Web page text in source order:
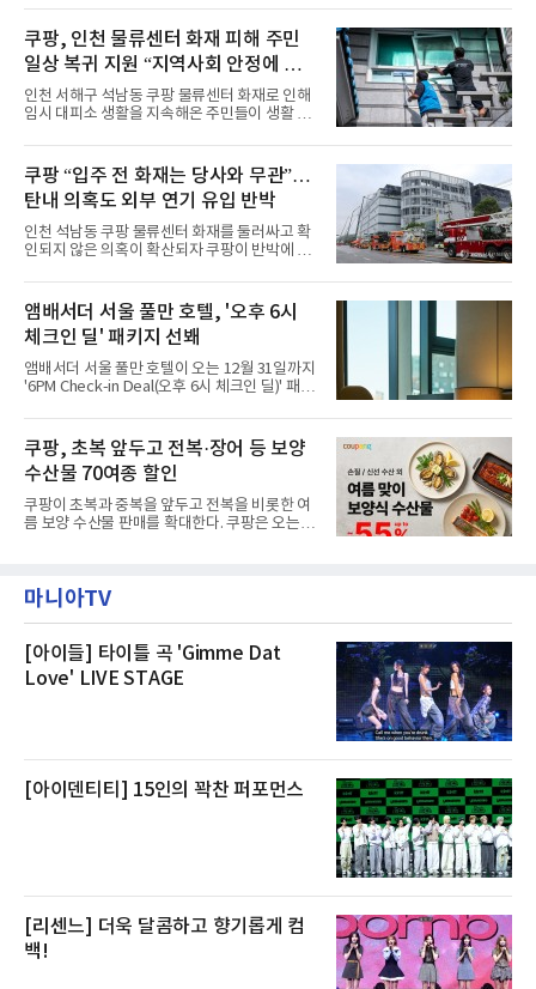
이야기를 담은 인형 극장 콘셉트의 공간 ‘앰버드
시어터(Ambird Theater)’를 새롭게 선보인
다”고 밝혔다.앰배서더 서울 풀만 호텔은 로비
한편에 마련된 앰버드 존을 통해 앰버드의 세계
관을 소개해왔다. 앰버드 존은 앰버드가 우주여
행 중 수집한 다양한 굿즈를 전시한 '앰버드 플래
닛(Ambird Planet)과 계절별 플라워 연출로 사
라 극장을 모티브로 한 데코레이션으로 구성됐
다. 무대 공간 및 티켓 박스
쿠팡, 인천 물류센터 화재 피해 주민
일상 복귀 지원 “지역사회 안정에 총
력”
인천 서해구 석남동 쿠팡 물류센터 화재로 인해
임시 대피소 생활을 지속해온 주민들이 생활 터
필먼트서비스(CFS)가 지난 28일부터 화재 피해
주민을 대상으로 전문 출장 청소서비스 지원에
나섬으로써 본격적인 지역사회 복구 작업이 시
작된 것이다.대피소 주민 중심 청소 접수, 첫날
부터 2가구 지원 완료CFS는 신현초등학교, 신
현북초등학교, 신현여자중학교 등 인천 서해구
관내 임시 대피소 3곳에서 체류해온 화재 피해
민들의 호응 속에 CFS는 즉시 행동에 나섰다. 지
난 28일 오후 전문 청소업체와
쿠팡 “입주 전 화재는 당사와 무관”…
탄내 의혹도 외부 연기 유입 반박
인천 석남동 쿠팡 물류센터 화재를 둘러싸고 확
인되지 않은 의혹이 확산되자 쿠팡이 반박에 나
에 대해서는 외부 화재 연기 유입이라고 설명했
고, 2023년 같은 물류센터에서 발생한 화재에
대해서도 쿠팡 입주 전 공사 과정에서 벌어진 일
이라며 선을 그었다.쿠팡은 21일 인천 물류센터
내부에서 불이 타는 냄새가 났다는 의혹과 관련
해 “사실무근”이라는 입장을 밝혔다.회사 측은
“인근에서 지난 15일 다른 회사에서 발생한 대
것으로 확인됐다”고 설명했다.이어 “정확한 화
재 원인은 추후 조사될
앰배서더 서울 풀만 호텔, '오후 6시
체크인 딜' 패키지 선봬
앰배서더 서울 풀만 호텔이 오는 12월 31일까지
'6PM Check-in Deal(오후 6시 체크인 딜)' 패키
으로 여유로운 저녁 시간부터 호텔 스테이를 시
작할 수 있도록 준비됐다.앰배서더 서울 풀만 호
텔 측은 “퇴근 후 또는 주말 도심 속에서 짧지만
온전한 휴식을 원하는 고객들에게 특별한 경험
을 제공한다”고 밝혔다.패키지는 디럭스와 이그
제큐티브 두 가지 타입으로 구성된다. 디럭스 패
키지는 객실 1박(룸 온리)으로 심플한 호캉스를
스 센터 사우나 2인 이용 혜택이 포함된다.특히
클럽 앰배서더 라운지
쿠팡, 초복 앞두고 전복·장어 등 보양
수산물 70여종 할인
쿠팡이 초복과 중복을 앞두고 전복을 비롯한 여
름 보양 수산물 판매를 확대한다. 쿠팡은 오는
우 등이 포함됐다. 쿠팡은 올해 큰 크기의 전복
생산량이 늘어난 점을 반영해 주요 산지 상품을
전복은 산지에서 채취한 뒤 전국으로 직송되는
방식으로 운영된다. 신선도가 중요한 상품인 만
큼 이르면 다음 날 오전 배송이 가능하도록 물류
마니아TV
[아이들] 타이틀 곡 'Gimme Dat
Love' LIVE STAGE
[아이덴티티] 15인의 꽉찬 퍼포먼스
[리센느] 더욱 달콤하고 향기롭게 컴
백!